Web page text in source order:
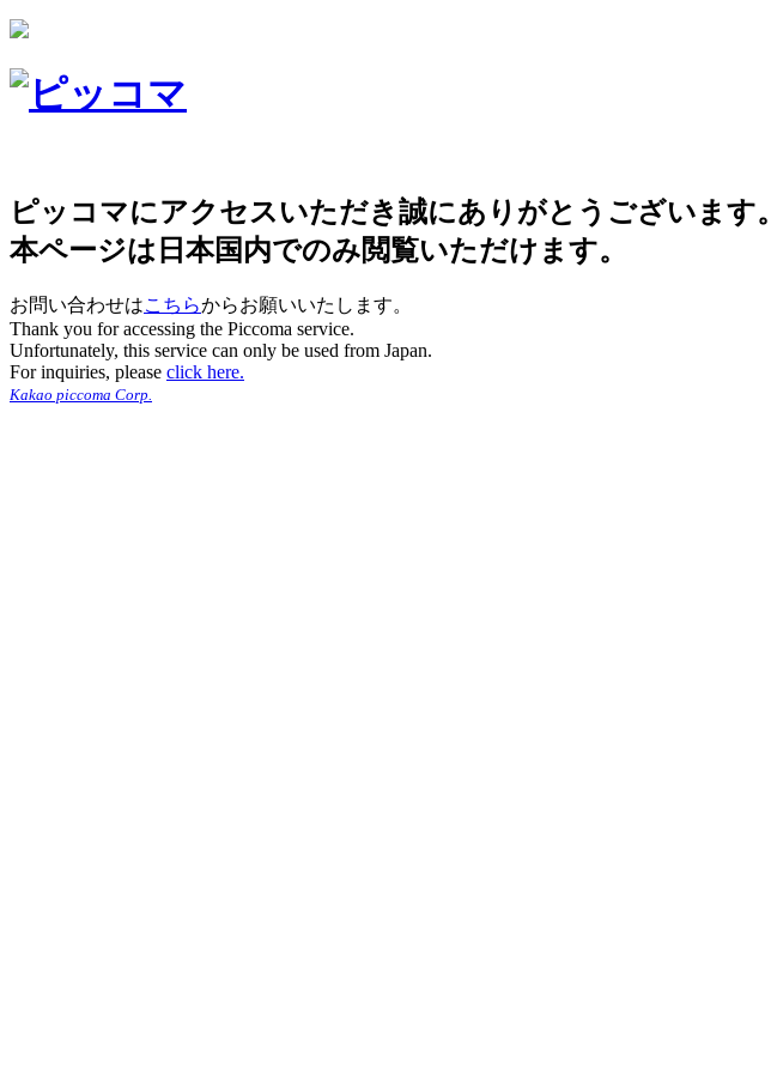
ピッコマにアクセスいただき誠にありがとうございます。
本ページは日本国内でのみ閲覧いただけます。
お問い合わせはこちらからお願いいたします。
Thank you for accessing the Piccoma service.
Unfortunately, this service can only be used from Japan.
For inquiries, please click here.
Kakao piccoma Corp.